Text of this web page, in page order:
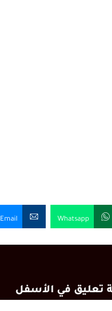
Whatsapp
Email
تعليق في الأسفل